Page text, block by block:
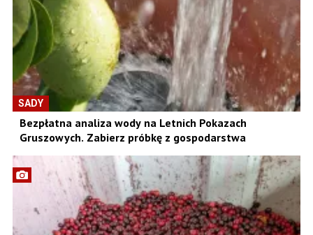
SADY
Bezpłatna analiza wody na Letnich Pokazach
Gruszowych. Zabierz próbkę z gospodarstwa